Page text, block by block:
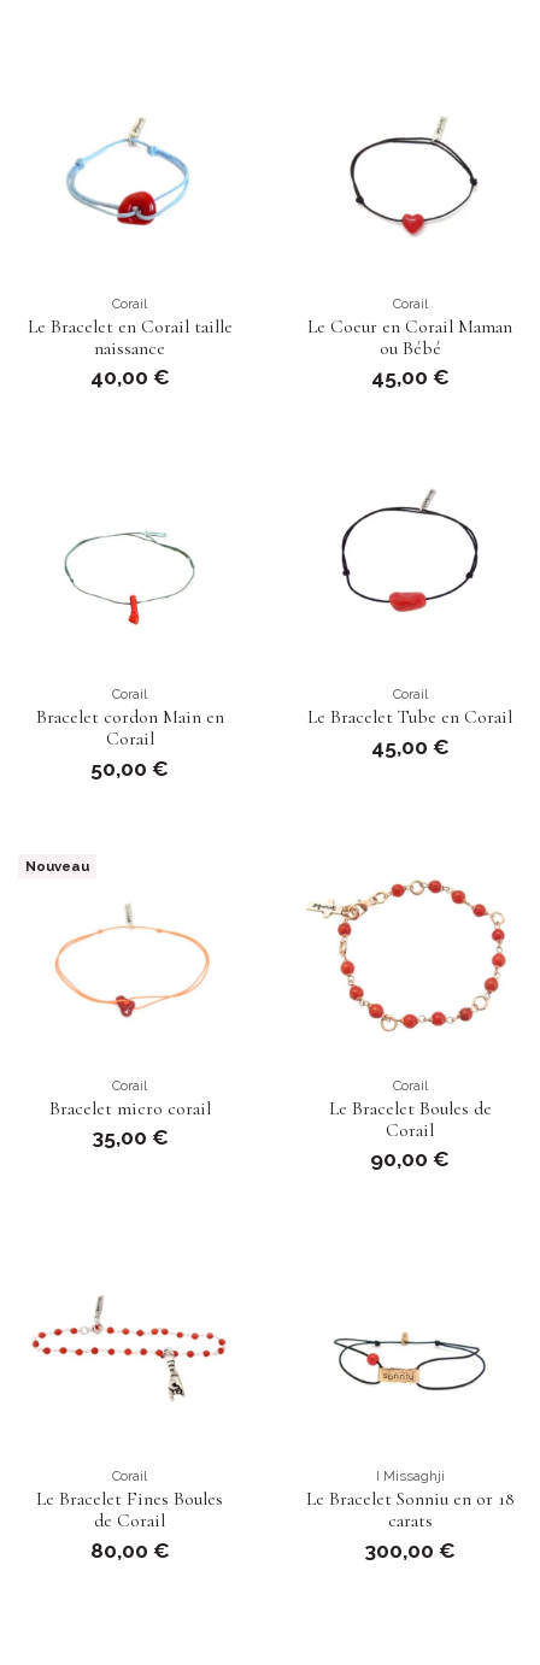
Corail
Le Bracelet en Corail taille
naissance
40,00 €
Corail
Le Coeur en Corail Maman
ou Bébé
45,00 €
Corail
Bracelet cordon Main en
Corail
50,00 €
Corail
Le Bracelet Tube en Corail
45,00 €
Nouveau
Corail
Bracelet micro corail
35,00 €
Corail
Le Bracelet Boules de
Corail
90,00 €
Corail
Le Bracelet Fines Boules
de Corail
80,00 €
I Missaghji
Le Bracelet Sonniu en or 18
carats
300,00 €